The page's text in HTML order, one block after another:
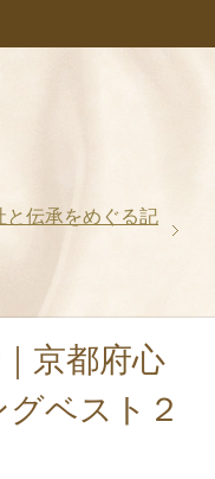
と伝承をめぐる記
京都府心
ベスト２